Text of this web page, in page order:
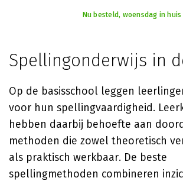
Nu besteld, woensdag in
Spellingonderwijs in
Op de basisschool leggen
voor hun spellingvaardigheid.
hebben daarbij behoefte aan
methoden die zowel theoretisch
als praktisch werkbaar. De beste
spellingmethoden combineren